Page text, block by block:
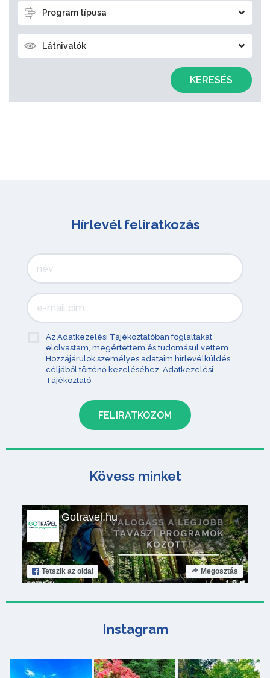
Program típusa
Látnivalók
KERESÉS
Hírlevél feliratkozás
Az Adatkezelési Tájékoztatóban foglaltakat
elolvastam, megértettem és tudomásul vettem.
Hozzájárulok személyes adataim hírlevélküldés
céljából történő kezeléséhez. Adatkezelési
Tájékoztató
Kövess minket
Gotravel.hu
Tetszik az oldal Megosztás
Instagram